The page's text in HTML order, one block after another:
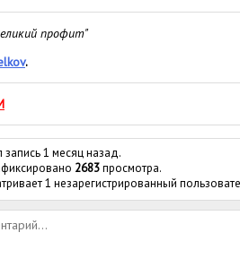
профит"
.
запись 1 месяц назад.
2683просмотра.
1 незарегистрированный